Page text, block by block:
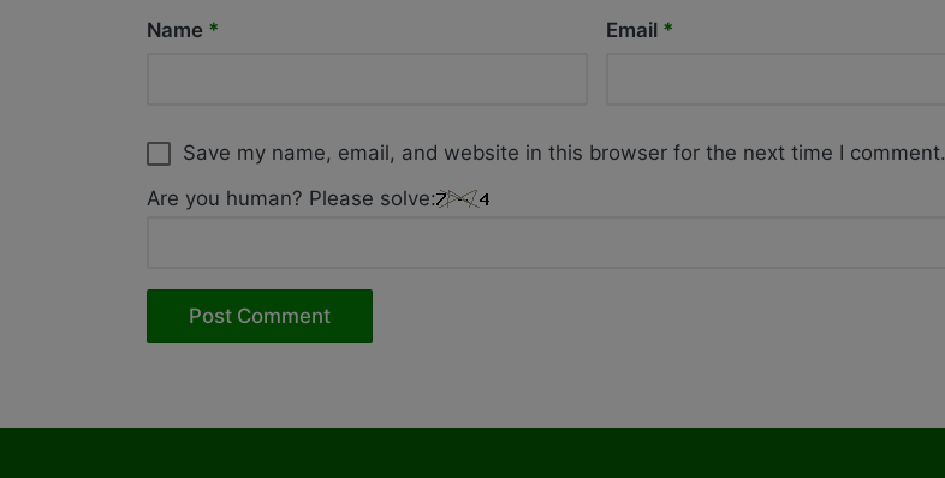
Name * Email *
Save my name, email, and website in this browser for the next time I comment.
Are you human? Please solve: